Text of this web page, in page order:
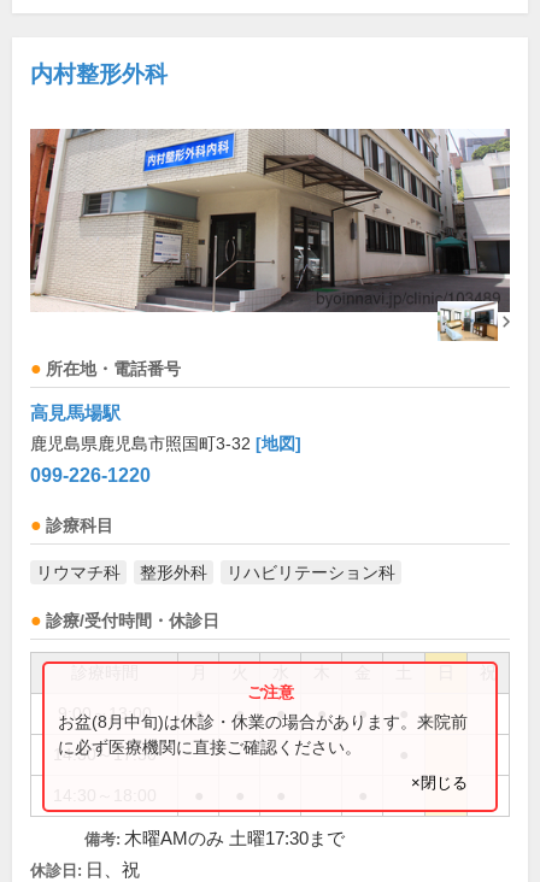
内村整形外科
所在地・電話番号
高見馬場駅
鹿児島県鹿児島市照国町3-32 [地図]
099-226-1220
診療科目
リウマチ科 整形外科 リハビリテーション科
診療/受付時間・休診日
祝
9:00～13:00 ● ● ● ● ●
14:30～17:30
お盆(8月中旬)は休診・休業の場合があります。来院前
に必ず医療機関に直接ご確認ください。
×閉じる
備考: 木曜AMのみ 土曜17:30まで
休診日: 日、祝